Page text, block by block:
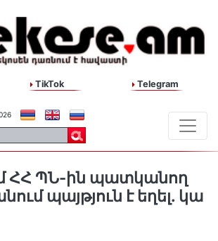
TikTok Telegram
ՀՀ ՊՆ-ին պատկանող
պայթյուն է եղել. կա